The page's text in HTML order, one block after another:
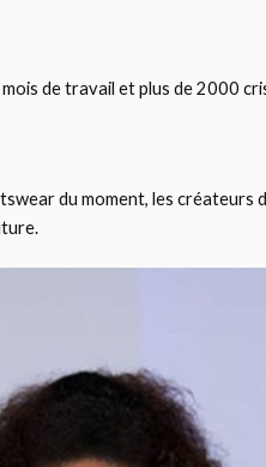
de travail et plus de 2000
du moment, les créateurs